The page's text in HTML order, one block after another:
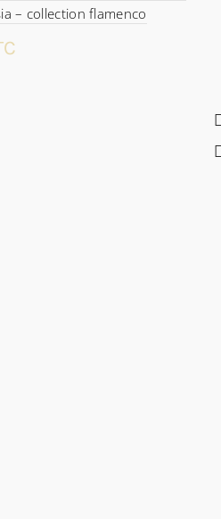
– collection flamenco